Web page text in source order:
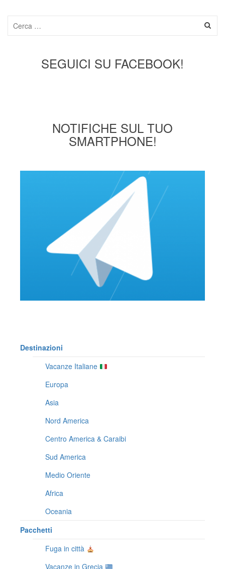
SEGUICI SU FACEBOOK!
NOTIFICHE SUL TUO
SMARTPHONE!
Destinazioni
Vacanze Italiane
Europa
Asia
Nord America
Centro America & Caraibi
Sud America
Medio Oriente
Africa
Oceania
Pacchetti
Fuga in città
Vacanze in Grecia